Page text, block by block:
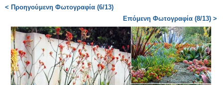
< Προηγούμενη Φωτογραφία (6/13)
Επόμενη Φωτογραφία (8/13) >